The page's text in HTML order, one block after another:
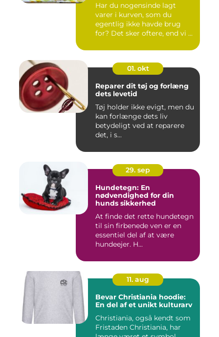
Har du nogensinde lagt
varer i kurven, som du
egentlig ikke havde brug
for? Det sker oftere, end vi ...
01. okt
Reparer dit tøj og forlæng
dets levetid
Tøj holder ikke evigt, men du
kan forlænge dets liv
betydeligt ved at reparere
det, i s...
29. sep
Hundetegn: En
nødvendighed for din
hunds sikkerhed
At finde det rette hundetegn
til sin firbenede ven er en
essentiel del af at være
hundeejer. H...
11. aug
Bevar Christiania hoodie:
En del af et unikt kulturarv
Christiania, også kendt som
Fristaden Christiania, har